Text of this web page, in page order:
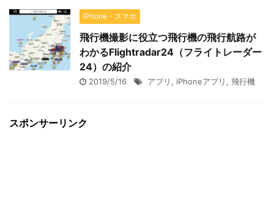
iPhone・スマホ
飛行機撮影に役立つ飛行機の飛行航路が
わかるFlightradar24（フライトレーダー
24）の紹介
2019/5/16 アプリ , iPhoneアプリ , 飛行機
スポンサーリンク